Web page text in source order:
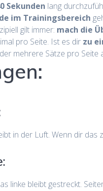
Sekunden lang
im Trainingsbereich
gilt immer: mach die
pro Seite. Ist es dir zu
mehrere Sätze pro Seite
in der Luft. Wenn dir
linke bleibt gestreckt.